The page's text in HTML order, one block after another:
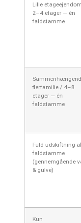
Lille
2–4 etager — én
faldstamme
flerfamilie / 4–8
etager — én
faldstamme
Fuld udskiftning
faldstamme
(gennemgående
& gulve)
Kun